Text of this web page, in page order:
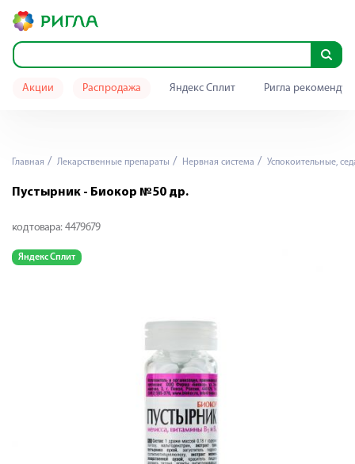
Акции Распродажа Яндекс Сплит Ригла
Главная Лекарственные препараты Нервная система Успокоительные,
Пустырник - Биокор №50 др.
код товара: 4479679
Яндекс Сплит